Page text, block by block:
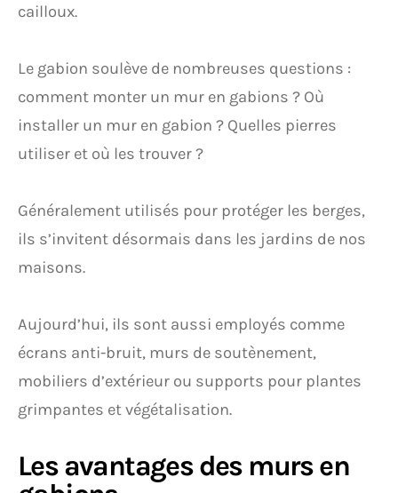
cailloux.
Le gabion soulève de nombreuses questions :
comment monter un mur en gabions ? Où
installer un mur en gabion ? Quelles pierres
utiliser et où les trouver ?
Généralement utilisés pour protéger les berges,
ils s’invitent désormais dans les jardins de nos
maisons.
Aujourd’hui, ils sont aussi employés comme
écrans anti-bruit, murs de soutènement,
mobiliers d’extérieur ou supports pour plantes
grimpantes et végétalisation.
Les avantages des murs en